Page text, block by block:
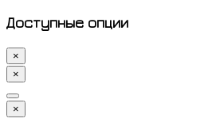
Доступные опции
×
×
×